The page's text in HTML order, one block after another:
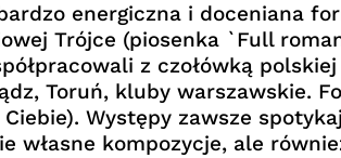
energiczna i doceniana
Trójce (piosenka `Full
z czołówką
Toruń, kluby warszawskie.
Występy zawsze
własne kompozycje, ale